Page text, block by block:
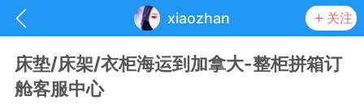
xiaozhan 关注
床垫/床架/衣柜海运到加拿大-整柜拼箱订
舱客服中心